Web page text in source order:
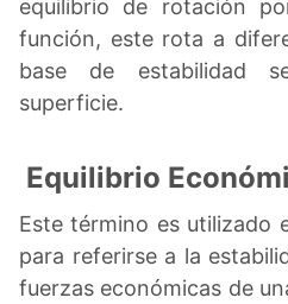
equilibrio de rotación
función, este rota a
base de estabilidad
superficie.
Equilibrio
Este término es utilizado
para referirse a la
fuerzas económicas de